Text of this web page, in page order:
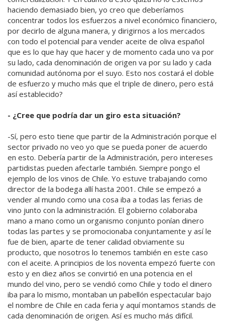
haciendo demasiado bien, yo creo que deberíamos
concentrar todos los esfuerzos a nivel económico financiero,
por decirlo de alguna manera, y dirigirnos a los mercados
con todo el potencial para vender aceite de oliva español
que es lo que hay que hacer y de momento cada uno va por
su lado, cada denominación de origen va por su lado y cada
comunidad autónoma por el suyo. Esto nos costará el doble
de esfuerzo y mucho más que el triple de dinero, pero está
así establecido?
- ¿Cree que podría dar un giro esta situación?
-Sí, pero esto tiene que partir de la Administración porque el
sector privado no veo yo que se pueda poner de acuerdo
en esto. Debería partir de la Administración, pero intereses
partidistas pueden afectarle también. Siempre pongo el
ejemplo de los vinos de Chile. Yo estuve trabajando como
director de la bodega allí hasta 2001. Chile se empezó a
vender al mundo como una cosa iba a todas las ferias de
vino junto con la administración. El gobierno colaboraba
mano a mano como un organismo conjunto ponían dinero
todas las partes y se promocionaba conjuntamente y así le
fue de bien, aparte de tener calidad obviamente su
producto, que nosotros lo tenemos también en este caso
con el aceite. A principios de los noventa empezó fuerte con
esto y en diez años se convirtió en una potencia en el
mundo del vino, pero se vendió como Chile y todo el dinero
iba para lo mismo, montaban un pabellón espectacular bajo
el nombre de Chile en cada feria y aquí montamos stands de
cada denominación de origen. Así es mucho más difícil.